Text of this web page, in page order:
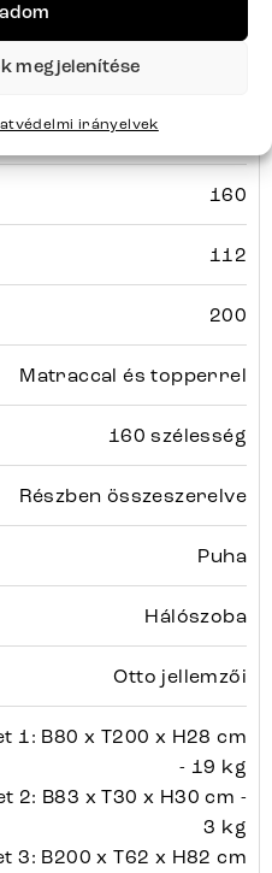
megjelenítése
irányelvek
160
112
200
Matraccal és topperrel
160 szélesség
Részben összeszerelve
Puha
Hálószoba
Otto jellemzői
1: B80 x T200 x H28 cm
- 19 kg
2: B83 x T30 x H30 cm -
3 kg
3: B200 x T62 x H82 cm